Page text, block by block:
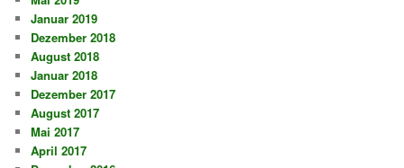
Januar 2019
Dezember 2018
August 2018
Januar 2018
Dezember 2017
August 2017
Mai 2017
April 2017